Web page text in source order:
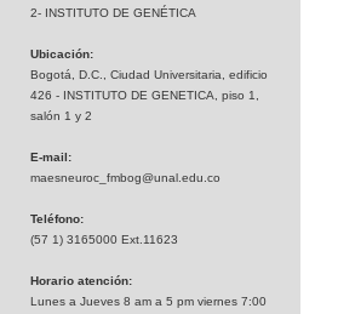
2- INSTITUTO DE GENÉTICA
Ubicación:
Bogotá, D.C., Ciudad Universitaria, edificio
426 - INSTITUTO DE GENETICA, piso 1,
salón 1 y 2
E-mail:
maesneuroc_fmbog@unal.edu.co
Teléfono:
(57 1) 3165000 Ext.11623
Horario atención:
Lunes a Jueves 8 am a 5 pm viernes 7:00